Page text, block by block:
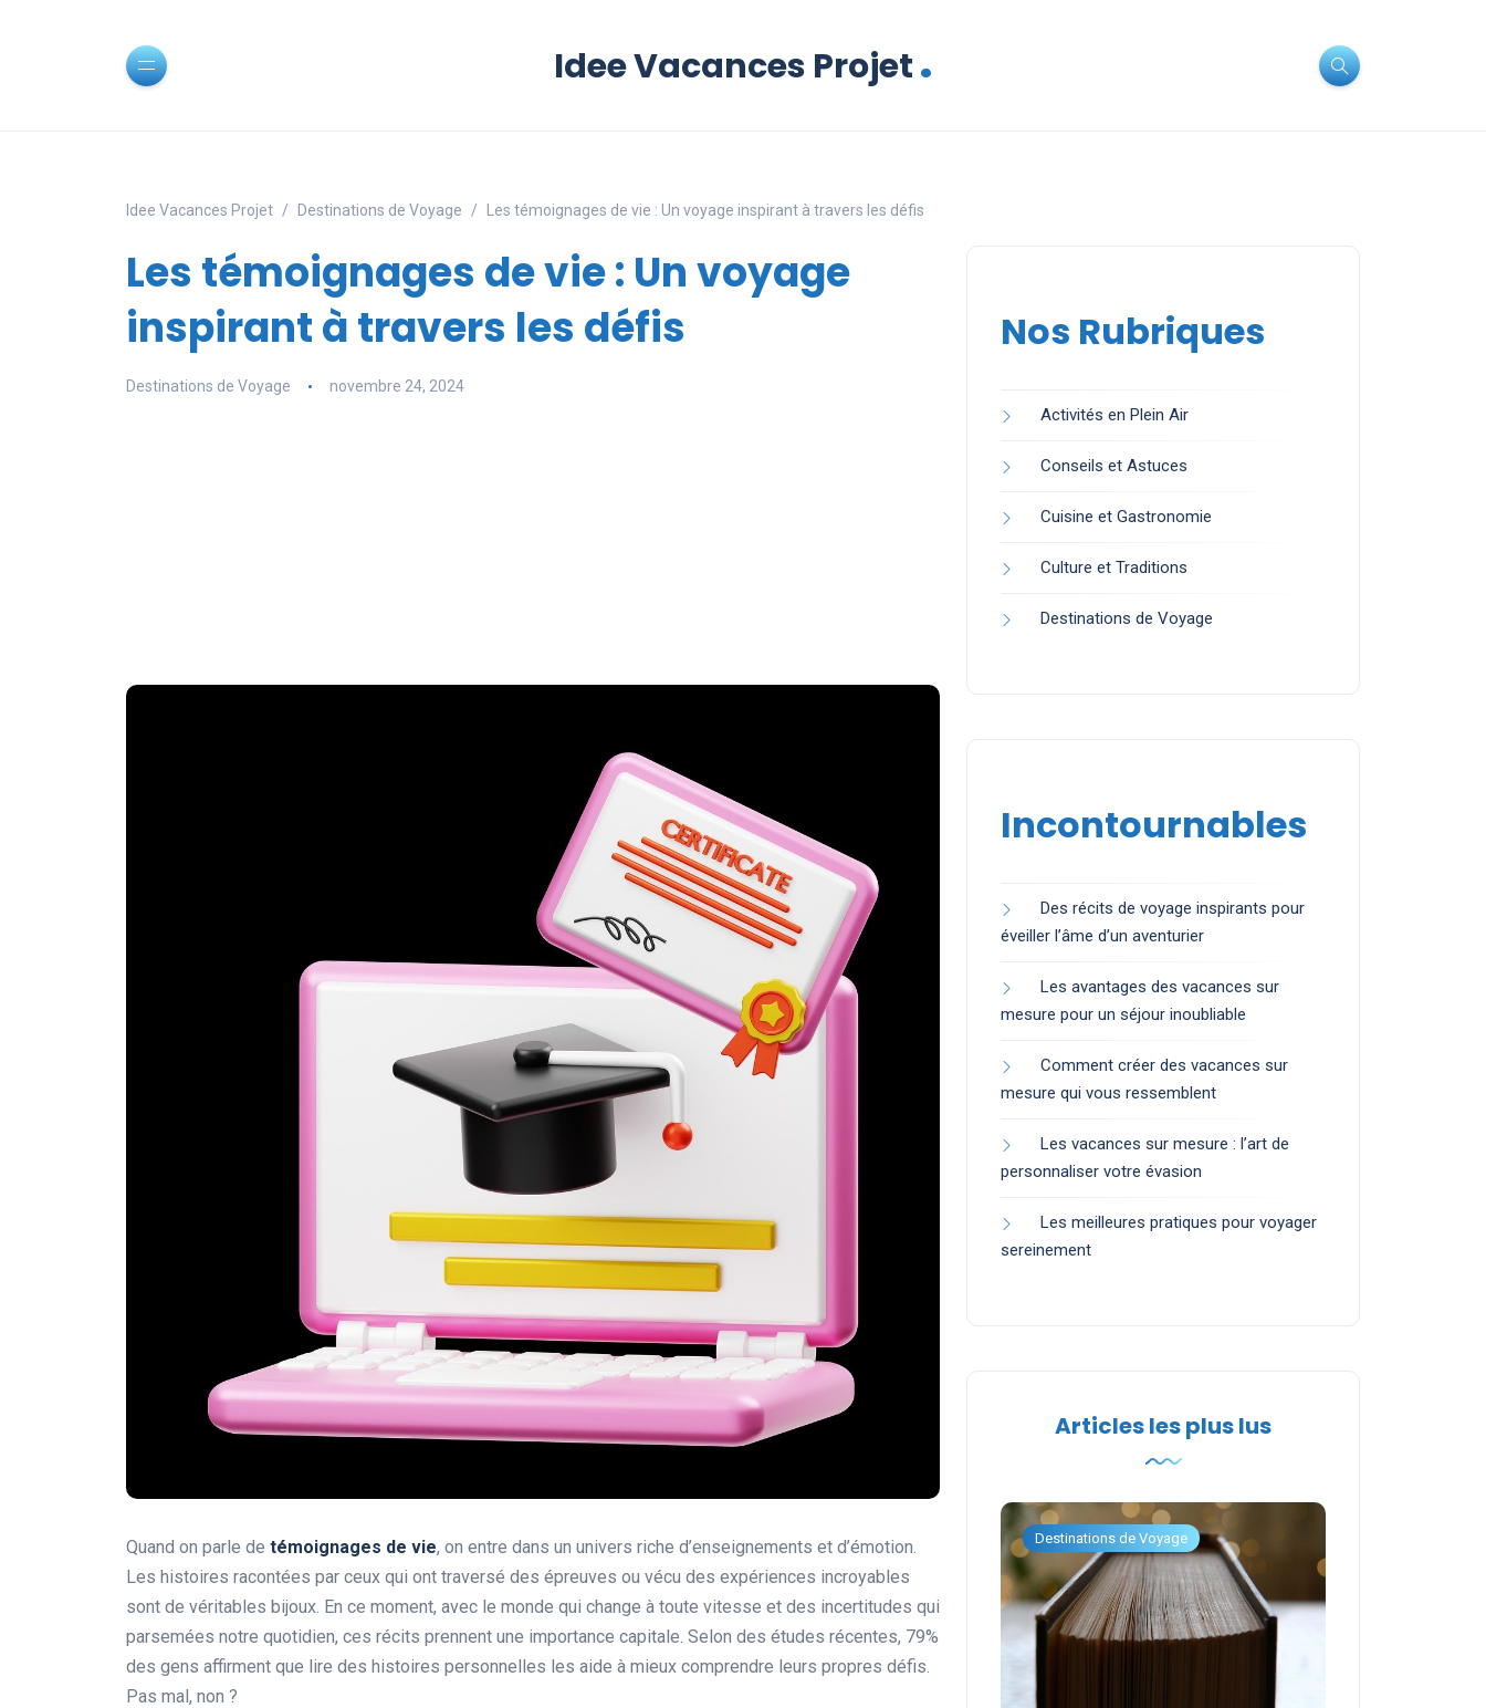
Idee Vacances Projet.
Idee Vacances Projet Destinations de Voyage Les témoignages de vie : Un voyage inspirant à travers les défis
Les témoignages de vie : Un voyage
inspirant à travers les défis
Destinations de Voyage novembre 24, 2024
Quand on parle de témoignages de vie, on entre dans un univers riche d’enseignements et d’émotion.
Les histoires racontées par ceux qui ont traversé des épreuves ou vécu des expériences incroyables
sont de véritables bijoux. En ce moment, avec le monde qui change à toute vitesse et des incertitudes qui
parsemées notre quotidien, ces récits prennent une importance capitale. Selon des études récentes, 79%
des gens affirment que lire des histoires personnelles les aide à mieux comprendre leurs propres défis.
Pas mal, non ?
Nos Rubriques
Activités en Plein Air
Conseils et Astuces
Cuisine et Gastronomie
Culture et Traditions
Destinations de Voyage
Incontournables
Des récits de voyage inspirants pour
éveiller l’âme d’un aventurier
Les avantages des vacances sur
mesure pour un séjour inoubliable
Comment créer des vacances sur
mesure qui vous ressemblent
Les vacances sur mesure : l’art de
personnaliser votre évasion
Les meilleures pratiques pour voyager
sereinement
Articles les plus lus
Destinations de Voyage Destinations de Voyage